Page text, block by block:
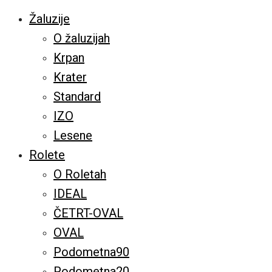
Žaluzije
O žaluzijah
Krpan
Krater
Standard
IZO
Lesene
Rolete
O Roletah
IDEAL
ČETRT-OVAL
OVAL
Podometna90